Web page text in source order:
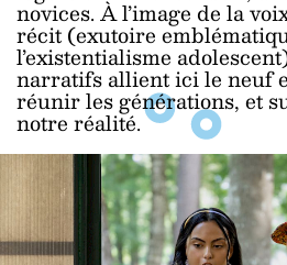
novices. À l’image de la
récit (exutoire
l’existentialisme
narratifs allient ici le neuf
réunir les générations, et
notre réalité.